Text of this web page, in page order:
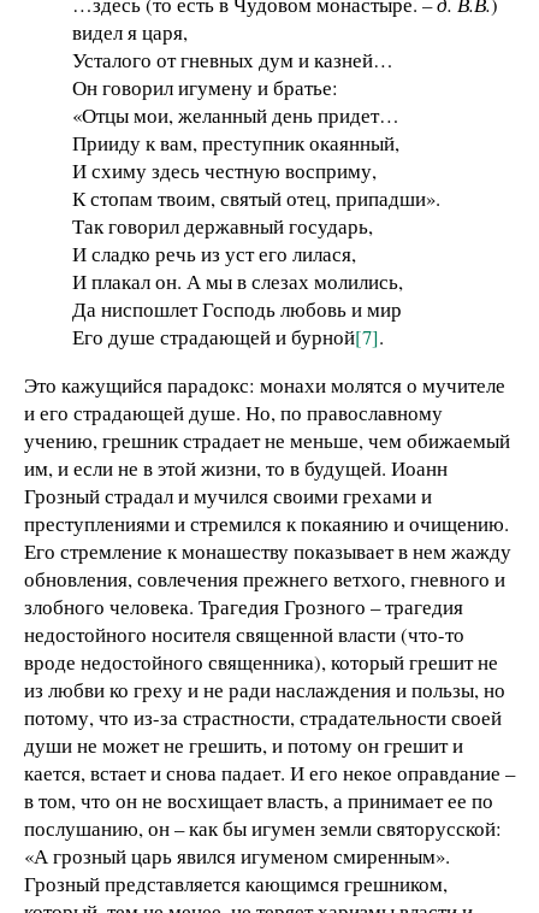
видел я царя,
Усталого от гневных дум и казней…
Он говорил игумену и братье:
«Отцы мои, желанный день придет…
Прииду к вам, преступник окаянный,
И схиму здесь честную восприму,
К стопам твоим, святый отец, припадши».
Так говорил державный государь,
И сладко речь из уст его лилася,
И плакал он. А мы в слезах молились,
Да ниспошлет Господь любовь и мир
Его душе страдающей и бурной[7].
Это кажущийся парадокс: монахи молятся о мучителе
и его страдающей душе. Но, по православному
учению, грешник страдает не меньше, чем обижаемый
им, и если не в этой жизни, то в будущей. Иоанн
Грозный страдал и мучился своими грехами и
преступлениями и стремился к покаянию и очищению.
Его стремление к монашеству показывает в нем жажду
обновления, совлечения прежнего ветхого, гневного и
злобного человека. Трагедия Грозного – трагедия
недостойного носителя священной власти (что-то
вроде недостойного священника), который грешит не
из любви ко греху и не ради наслаждения и пользы, но
потому, что из-за страстности, страдательности своей
души не может не грешить, и потому он грешит и
кается, встает и снова падает. И его некое оправдание –
в том, что он не восхищает власть, а принимает ее по
послушанию, он – как бы игумен земли святорусской:
«А грозный царь явился игуменом смиренным».
Грозный представляется кающимся грешником,